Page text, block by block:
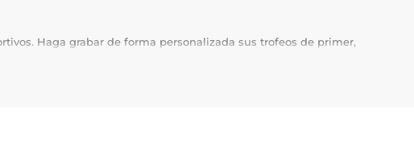
Haga grabar de forma personalizada sus trofeos de primer,